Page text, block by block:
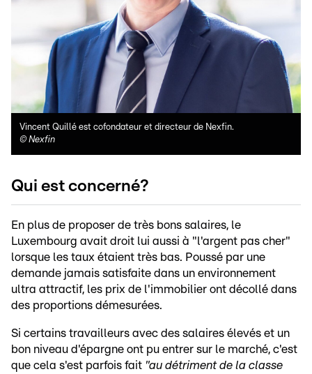
Vincent Quillé est cofondateur et directeur de Nexfin.
© Nexfin
Qui est concerné?
En plus de proposer de très bons salaires, le
Luxembourg avait droit lui aussi à "l'argent pas cher"
lorsque les taux étaient très bas. Poussé par une
demande jamais satisfaite dans un environnement
ultra attractif, les prix de l'immobilier ont décollé dans
des proportions démesurées.
Si certains travailleurs avec des salaires élevés et un
bon niveau d'épargne ont pu entrer sur le marché, c'est
que cela s'est parfois fait "au détriment de la classe